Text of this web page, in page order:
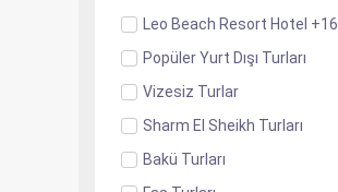
Leo Beach Resort Hotel +16
Popüler Yurt Dışı Turları
Vizesiz Turlar
Sharm El Sheikh Turları
Bakü Turları